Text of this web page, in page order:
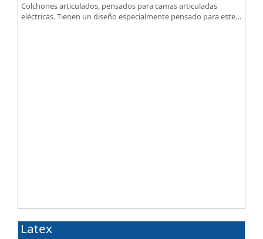
Colchones articulados, pensados para camas articuladas
eléctricas. Tienen un diseño especialmente pensado para este
Latex